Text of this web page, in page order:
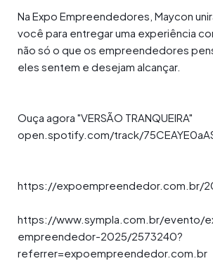
Na Expo Empreendedores, Maycon
você para entregar uma experiência
não só o que os empreendedores
eles sentem e desejam alcançar.
Ouça agora "VERSÃO TRANQUEIRA"
open.spotify.com/track/
https://expoempreendedor.com.br/
https://www.sympla.com.br/evento/
empreendedor-2025/2573240?
referrer=expoempreendedor.com.br